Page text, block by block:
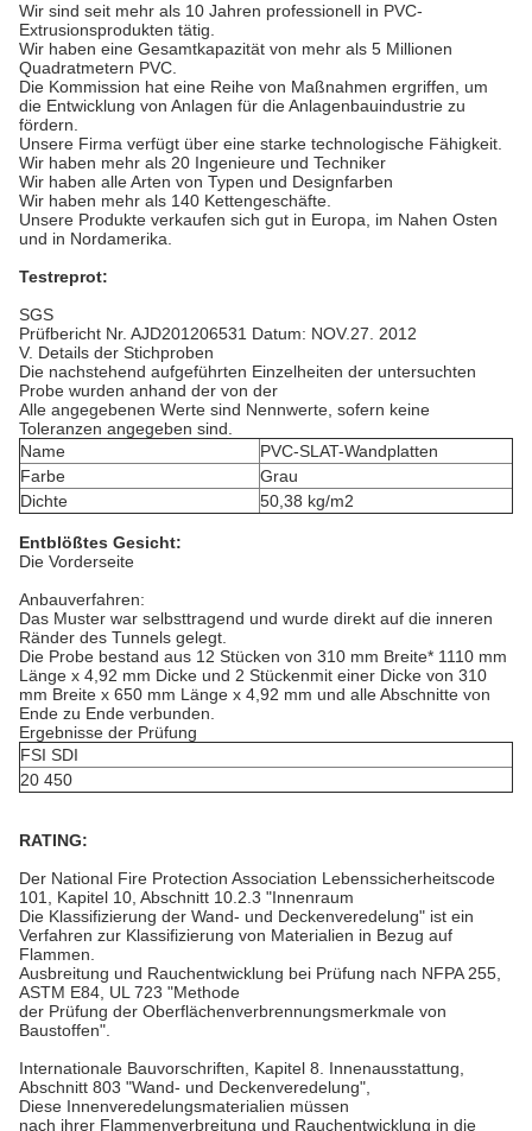
Wir sind seit mehr als 10 Jahren professionell in PVC-
Extrusionsprodukten tätig.
Wir haben eine Gesamtkapazität von mehr als 5 Millionen
Quadratmetern PVC.
Die Kommission hat eine Reihe von Maßnahmen ergriffen, um
die Entwicklung von Anlagen für die Anlagenbauindustrie zu
fördern.
Unsere Firma verfügt über eine starke technologische Fähigkeit.
Wir haben mehr als 20 Ingenieure und Techniker
Wir haben alle Arten von Typen und Designfarben
Wir haben mehr als 140 Kettengeschäfte.
Unsere Produkte verkaufen sich gut in Europa, im Nahen Osten
und in Nordamerika.
Testreprot:
SGS
Prüfbericht Nr. AJD201206531 Datum: NOV.27. 2012
V. Details der Stichproben
Die nachstehend aufgeführten Einzelheiten der untersuchten
Probe wurden anhand der von der
Alle angegebenen Werte sind Nennwerte, sofern keine
Toleranzen angegeben sind.
Name
PVC-SLAT-Wandplatten
Farbe
Grau
Dichte
50,38 kg/m2
Entblößtes Gesicht:
Die Vorderseite
Anbauverfahren:
Das Muster war selbsttragend und wurde direkt auf die inneren
Ränder des Tunnels gelegt.
Die Probe bestand aus 12 Stücken von 310 mm Breite* 1110 mm
Länge x 4,92 mm Dicke und 2 Stückenmit einer Dicke von 310
mm Breite x 650 mm Länge x 4,92 mm und alle Abschnitte von
Ende zu Ende verbunden.
Ergebnisse der Prüfung
FSI SDI
20 450
RATING:
Der National Fire Protection Association Lebenssicherheitscode
101, Kapitel 10, Abschnitt 10.2.3 "Innenraum
Die Klassifizierung der Wand- und Deckenveredelung" ist ein
Verfahren zur Klassifizierung von Materialien in Bezug auf
Flammen.
Ausbreitung und Rauchentwicklung bei Prüfung nach NFPA 255,
ASTM E84, UL 723 "Methode
der Prüfung der Oberflächenverbrennungsmerkmale von
Baustoffen".
Internationale Bauvorschriften, Kapitel 8. Innenausstattung,
Abschnitt 803 "Wand- und Deckenveredelung",
Diese Innenveredelungsmaterialien müssen
nach ihrer Flammenverbreitung und Rauchentwicklung in die